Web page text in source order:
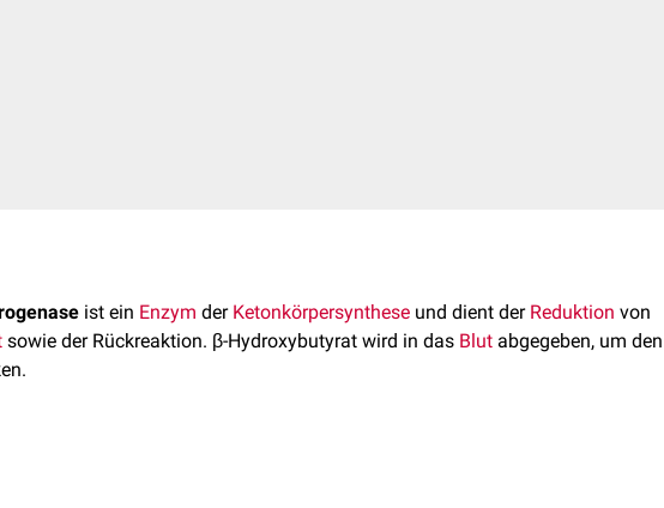
ist ein Enzym der Ketonkörpersynthese und dient der Reduktion von
sowie der Rückreaktion. β-Hydroxybutyrat wird in das Blut abgegeben, um den